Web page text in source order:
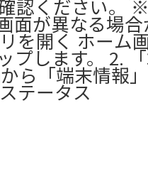
認ください。
面が異なる場
を開く ホーム
プします。 2.
ら「端末情報
テータス